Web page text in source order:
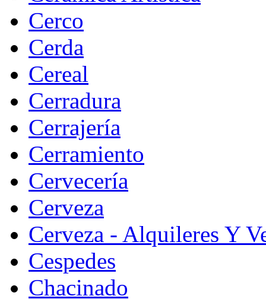
Cerco
Cerda
Cereal
Cerradura
Cerrajería
Cerramiento
Cervecería
Cerveza
Cerveza - Alquileres Y
Cespedes
Chacinado